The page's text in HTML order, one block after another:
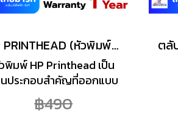
HP PRINTHEAD (หัวพิมพ์สำหรับเครื่องพิมพ์) M0H50AA/M0H51AA
พิมพ์ HP Printhead เป็น
ประกอบสำคัญที่ออกแบบ
มาเพื่อทำงานร่วมกับ
รื่องพิมพ์ HP Ink Tank โดย
฿490